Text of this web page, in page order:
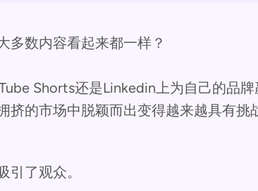
多数内容看起来都一样？
Shorts还是Linkedin上为自己的品牌
挤的市场中脱颖而出变得越来越具有挑
了观众。